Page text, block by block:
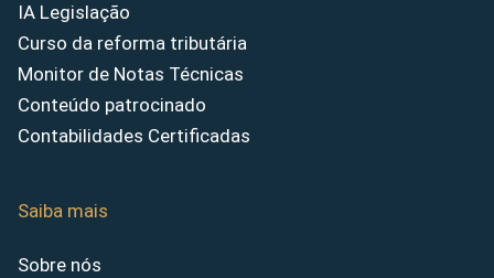
IA Legislação
Curso da reforma tributária
Monitor de Notas Técnicas
Conteúdo patrocinado
Contabilidades Certificadas
Saiba mais
Sobre nós